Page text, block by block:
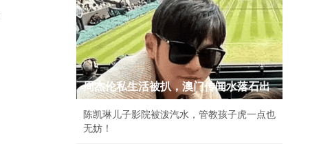
周杰伦私生活被扒，澳门传闻水落石出
陈凯琳儿子影院被泼汽水，管教孩子虎一点也
无妨！